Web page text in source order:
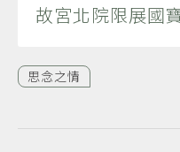
故宮北院限展國
思念之情